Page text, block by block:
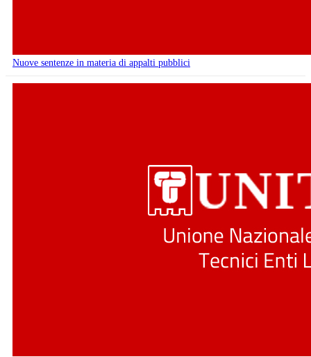
Nuove sentenze in materia di appalti pubblici